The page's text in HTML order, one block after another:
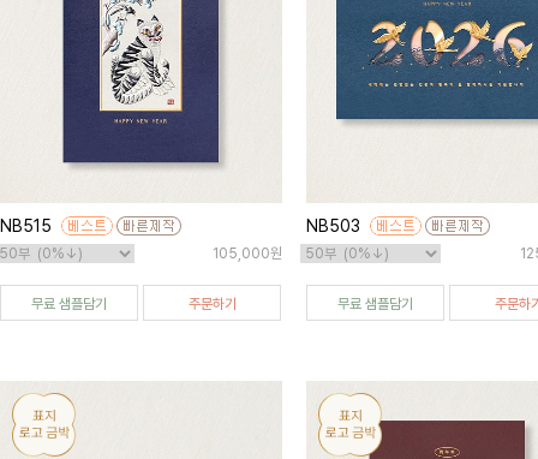
NB515
105,000원
무료 샘플담기 주문하기
NB503
무료 샘플담기 주문하